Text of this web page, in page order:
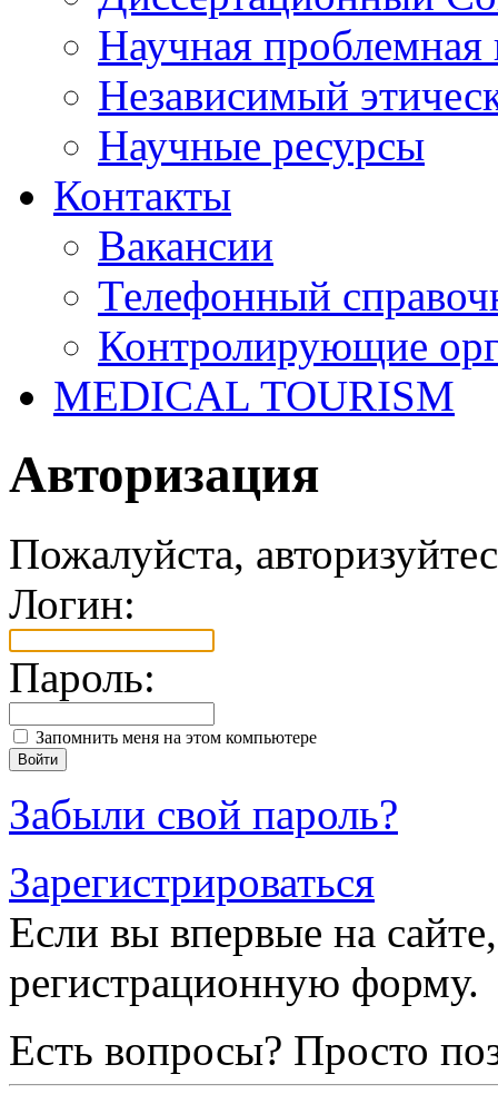
Научная проблемная
Независимый
Научные ресурсы
Контакты
Вакансии
Телефонный
Контролирующие
MEDICAL TOURISM
Авторизация
Пожалуйста,
Логин:
Пароль:
Запомнить меня на этом компьютере
Забыли свой пароль?
Зарегистрироваться
Если вы впервые на
регистрационную форму.
Есть вопросы? Просто